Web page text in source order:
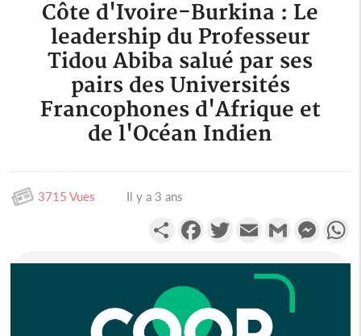
Côte d'Ivoire-Burkina : Le
leadership du Professeur
Tidou Abiba salué par ses
pairs des Universités
Francophones d'Afrique et
de l'Océan Indien
3715 Vues Il y a 3 ans
PartagerFacebookTwitterEmail Gmail